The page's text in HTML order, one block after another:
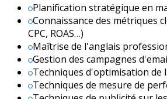
Planification stratégique en
Connaissance des métriques
CPC, ROAS…)
Maîtrise de l'anglais
Gestion des campagnes
Techniques d'optimisation de
Techniques de mesure de